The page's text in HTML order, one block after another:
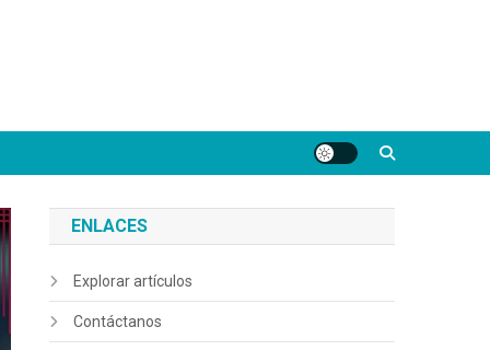
ENLACES
Explorar artículos
Contáctanos